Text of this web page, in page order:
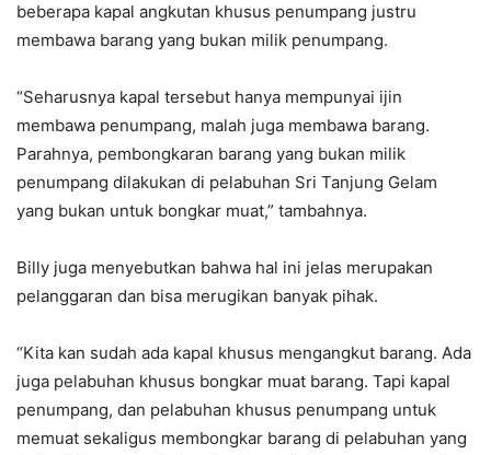
beberapa kapal angkutan khusus penumpang justru
membawa barang yang bukan milik penumpang.
“Seharusnya kapal tersebut hanya mempunyai ijin
membawa penumpang, malah juga membawa barang.
Parahnya, pembongkaran barang yang bukan milik
penumpang dilakukan di pelabuhan Sri Tanjung Gelam
yang bukan untuk bongkar muat,” tambahnya.
Billy juga menyebutkan bahwa hal ini jelas merupakan
pelanggaran dan bisa merugikan banyak pihak.
“Kita kan sudah ada kapal khusus mengangkut barang. Ada
juga pelabuhan khusus bongkar muat barang. Tapi kapal
penumpang, dan pelabuhan khusus penumpang untuk
memuat sekaligus membongkar barang di pelabuhan yang